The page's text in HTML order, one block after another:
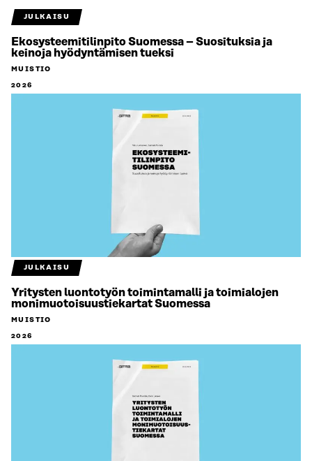
JULKAISU
Ekosysteemitilinpito Suomessa – Suosituksia ja
keinoja hyödyntämisen tueksi
MUISTIO
2026
JULKAISU
Yritysten luontotyön toimintamalli ja toimialojen
monimuotoisuustiekartat Suomessa
MUISTIO
2026